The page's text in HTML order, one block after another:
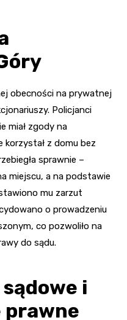
obecności na prywatnej
Policjanci
miał zgody na
korzystał z domu bez
sprawnie –
miejscu, a na podstawie
mu zarzut
o prowadzeniu
co pozwoliło na
do sądu.
i
prawne